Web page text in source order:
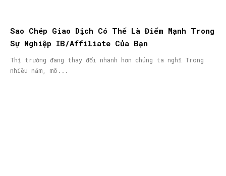
Sao Chép Giao Dịch Có Thể Là Điểm Mạnh Trong
Sự Nghiệp IB/Affiliate Của Bạn
Thị trường đang thay đổi nhanh hơn chúng ta nghĩ Trong
nhiều năm, mô...